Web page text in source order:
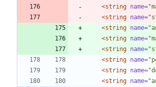
<string name=
<string name=
<string name=
<string name=
<string name=
<string name=
<string name=
<string name=